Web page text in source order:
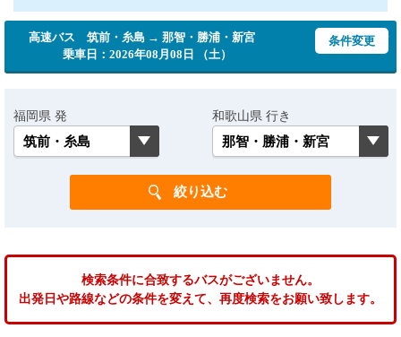
高速バス 筑前・糸島 → 那智・勝浦・新宮
乗車日：2026年08月08日 （土）
条件変更
福岡県 発 和歌山県 行き
検索条件に合致するバスがございません。
出発日や路線などの条件を変えて、再度検索をお願い致します。